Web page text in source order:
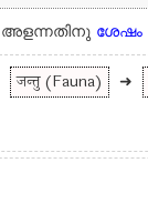
അളന്നതിനു ശേഷം
जन्तु (Fauna) ➜